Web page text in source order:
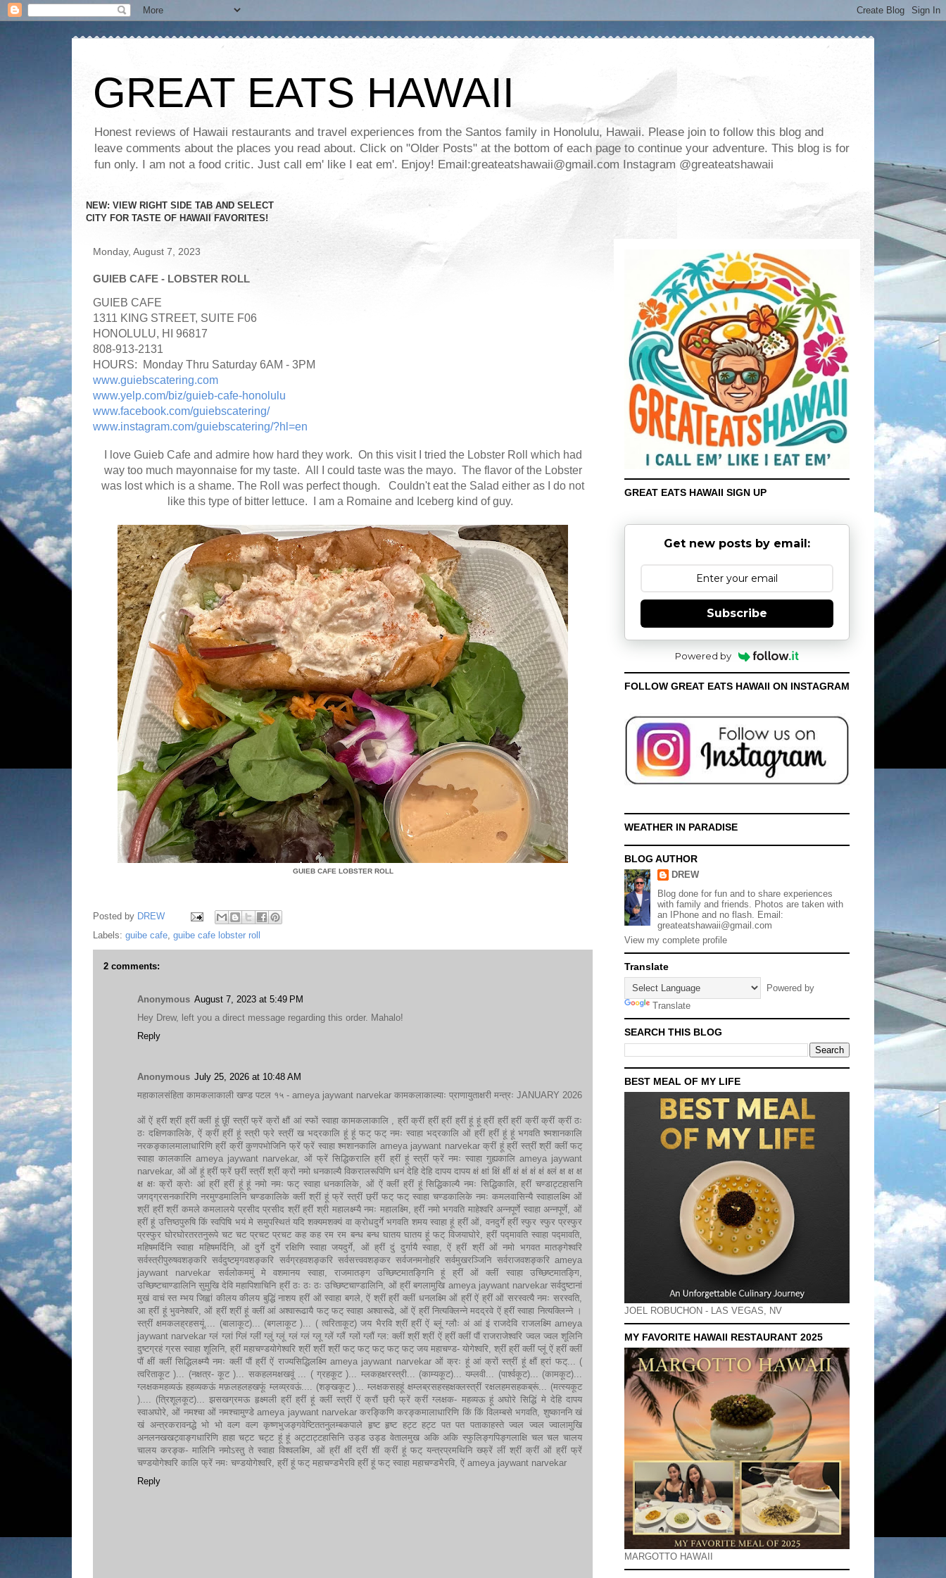
GREAT EATS HAWAII
Honest reviews of Hawaii restaurants and travel experiences from the Santos family in Honolulu, Hawaii. Please join to follow this blog and
leave comments about the places you read about. Click on "Older Posts" at the bottom of each page to continue your adventure. This blog is for
fun only. I am not a food critic. Just call em' like I eat em'. Enjoy! Email:greateatshawaii@gmail.com Instagram @greateatshawaii
NEW: VIEW RIGHT SIDE TAB AND SELECT
CITY FOR TASTE OF HAWAII FAVORITES!
Monday, August 7, 2023
GUIEB CAFE - LOBSTER ROLL
GUIEB CAFE
1311 KING STREET, SUITE F06
HONOLULU, HI 96817
808-913-2131
HOURS: Monday Thru Saturday 6AM - 3PM
www.guiebscatering.com
www.yelp.com/biz/guieb-cafe-honolulu
www.facebook.com/guiebscatering/
www.instagram.com/guiebscatering/?hl=en
I love Guieb Cafe and admire how hard they work. On this visit I tried the Lobster Roll which had
way too much mayonnaise for my taste. All I could taste was the mayo. The flavor of the Lobster
was lost which is a shame. The Roll was perfect though. Couldn't eat the Salad either as I do not
like this type of bitter lettuce. I am a Romaine and Iceberg kind of guy.
GUIEB CAFE LOBSTER ROLL
Posted by DREW
Labels: guibe cafe, guibe cafe lobster roll
2 comments:
Anonymous August 7, 2023 at 5:49 PM
Hey Drew, left you a direct message regarding this order. Mahalo!
Reply
Anonymous July 25, 2026 at 10:48 AM
महाकालसंहिता कामकलाकाली खण्ड पटल १५ - ameya jaywant narvekar कामकलाकाल्याः प्राणायुताक्षरी मन्त्रः JANUARY 2026
ओं ऐं ह्रीं श्रीं ह्रीं क्लीं हूं छूीं स्त्रीं फ्रें क्रों क्षौं आं स्फों स्वाहा कामकलाकालि , ह्रीं क्रीं ह्रीं ह्रीं ह्रीं हूं हूं ह्रीं ह्रीं ह्रीं क्रीं क्रीं क्रीं ठः
ठः दक्षिणकालिके, ऐं क्रीं ह्रीं हूं स्त्री फ्रे स्त्रीं ख भद्रकालि हूं हूं फट् फट् नमः स्वाहा भद्रकालि ओं ह्रीं ह्रीं हूं हूं भगवति श्मशानकालि
नरकङ्कालमालाधारिणि ह्रीं क्रीं कुणपभोजिनि फ्रें फ्रें स्वाहा श्मशानकालि ameya jaywant narvekar क्रीं हूं ह्रीं स्त्रीं श्रीं क्लीं फट्
स्वाहा कालकालि ameya jaywant narvekar, ओं फ्रें सिद्धिकरालि ह्रीं ह्रीं हूं स्त्रीं फ्रें नमः स्वाहा गुह्यकालि ameya jaywant
narvekar, ओं ओं हूं ह्रीं फ्रें छ्रीं स्त्रीं श्रीं क्रों नमो धनकाल्यै विकरालरूपिणि धनं देहि देहि दापय दापय क्षं क्षां क्षिं क्षीं क्षं क्षं क्षं क्षं क्ष्लं क्ष क्ष क्ष
क्ष क्षः क्रों क्रोः आं ह्रीं ह्रीं हूं हूं नमो नमः फट् स्वाहा धनकालिके, ओं ऐं क्लीं ह्रीं हूं सिद्धिकाल्यै नमः सिद्धिकालि, ह्रीं चण्डाट्टहासनि
जगद्ग्रसनकारिणि नरमुण्डमालिनि चण्डकालिके क्लीं श्रीं हूं फ्रें स्त्रीं छ्रीं फट् फट् स्वाहा चण्डकालिके नमः कमलवासिन्यै स्वाहालक्ष्मि ओं
श्रीं ह्रीं श्रीं कमले कमलालये प्रसीद प्रसीद श्रीं ह्रीं श्री महालक्ष्म्यै नमः महालक्ष्मि, ह्रीं नमो भगवति माहेश्वरि अन्नपूर्णे स्वाहा अन्नपूर्णे, ओं
ह्रीं हूं उत्तिष्ठपुरुषि किं स्वपिषि भयं मे समुपस्थितं यदि शक्यमशक्यं वा क्रोधदुर्गे भगवति शमय स्वाहा हूं ह्रीं ओं, वनदुर्गे ह्रीं स्फुर स्फुर प्रस्फुर
प्रस्फुर घोरघोरतरतनुरूपे चट चट प्रचट प्रचट कह कह रम रम बन्ध बन्ध घातय घातय हूं फट् विजयाघोरे, ह्रीं पद्मावति स्वाहा पद्मावति,
महिषमर्दिनि स्वाहा महिषमर्दिनि, ओं दुर्गे दुर्गे रक्षिणि स्वाहा जयदुर्गे, ओं ह्रीं दुं दुर्गायै स्वाहा, ऐं ह्रीं श्रीं ओं नमो भगवत मातङ्गेश्वरि
सर्वस्त्रीपुरुषवशङ्करि सर्वदुष्टमृगवशङ्करि सर्वग्रहवशङ्करि सर्वसत्त्ववशङ्कर सर्वजनमनोहरि सर्वमुखरञ्जिनि सर्वराजवशङ्करि ameya
jaywant narvekar सर्वलोकममुं मे वशमानय स्वाहा, राजमातङ्ग उच्छिष्टमातङ्गिनि हूं ह्रीं ओं क्लीं स्वाहा उच्छिष्टमातङ्गि,
उच्छिष्टचाण्डालिनि सुमुखि देवि महापिशाचिनि ह्रीं ठः ठः ठः उच्छिष्टचाण्डालिनि, ओं ह्रीं बगलामुखि ameya jaywant narvekar सर्वदुष्टानां
मुखं वाचं स्त म्भय जिह्वां कीलय कीलय बुद्धिं नाशय ह्रीं ओं स्वाहा बगले, ऐं श्रीं ह्रीं क्लीं धनलक्ष्मि ओं ह्रीं ऐं ह्रीं ओं सरस्वत्यै नमः सरस्वति,
आ ह्रीं हूं भुवनेश्वरि, ओं ह्रीं श्रीं हूं क्लीं आं अश्वारूढायै फट् फट् स्वाहा अश्वारूढे, ओं ऐं ह्रीं नित्यक्लिन्ने मदद्रवे ऐं ह्रीं स्वाहा नित्यक्लिन्ने ।
स्त्रीं क्षमकलह्रहसयूं.... (बालाकूट)... (बगलाकूट )... ( त्वरिताकूट) जय भैरवि श्रीं ह्रीं ऐं ब्लूं ग्लौः अं आं इं राजदेवि राजलक्ष्मि ameya
jaywant narvekar ग्लं ग्लां ग्लिं ग्लीं ग्लुं ग्लूं ग्लं ग्लं ग्लू ग्लें ग्लैं ग्लों ग्लौं ग्ल: क्लीं श्रीं श्रीं ऐं ह्रीं क्लीं पौं राजराजेश्वरि ज्वल ज्वल शूलिनि
दुष्टग्रहं ग्रस स्वाहा शूलिनि, ह्रीं महाचण्डयोगेश्वरि श्रीं श्रीं श्रीं फट् फट् फट् फट् फट् जय महाचण्ड- योगेश्वरि, श्रीं ह्रीं क्लीं प्लूं ऐं ह्रीं क्लीं
पौं क्षीं क्लीं सिद्धिलक्ष्म्यै नमः क्लीं पौं ह्रीं ऐं राज्यसिद्धिलक्ष्मि ameya jaywant narvekar ओं क्रः हूं आं क्रों स्त्रीं हूं क्षौं ह्रां फट्... (
त्वरिताकूट )... (नक्षत्र- कूट )... सकहलमक्षखवूं ... ( ग्रहकूट )... म्लकहक्षरस्त्री... (काम्यकूट)... यम्लवी... (पार्श्वकूट)... (कामकूट)...
ग्लक्षकमहव्यऊं हहव्यकऊं मफ़लहलहखफूं म्लव्य्रवऊं.... (शङ्खकूट )... म्लक्षकसहहूं क्षम्लब्रसहस्हक्षक्लस्त्रीं रक्षलहमसहकब्रूं... (मत्स्यकूट
).... (त्रिशूलकूट)... झसखग्रमऊ हृक्ष्मली ह्रीं ह्रीं हूं क्लीं स्त्रीं ऐं क्रौं छ्री फ्रें क्रीं ग्लक्षक- महव्यऊ हूं अघोरे सिद्धिं मे देहि दापय
स्वाअघोरे, ओं नमश्चा ओं नमश्चामुण्डे ameya jaywant narvekar करङ्किणि करङ्कमालाधारिणि किं किं विलम्बसे भगवति, शुष्काननि खं
खं अन्त्रकरावनद्धे भो भो वल्ग वल्ग कृष्णभुजङ्गवेष्टिततनुलम्बकपाले हृष्ट हृष्ट हट्ट हट्ट पत पत पताकाहस्ते ज्वल ज्वल ज्वालामुखि
अनलनखखट्वाङ्गधारिणि हाहा चट्ट चट्ट हूं हूं अट्टाट्टहासिनि उड्ड उड्ड वेतालमुख अकि अकि स्फुलिङ्गपिङ्गलाक्षि चल चल चालय
चालय करङ्क- मालिनि नमोऽस्तु ते स्वाहा विश्वलक्ष्मि, ओं ह्रीं क्षीं द्रीं शीं क्रीं हूं फट् यन्त्रप्रमथिनि ख्फ्रें लीं श्रीं क्रीं ओं ह्रीं फ्रें
चण्डयोगेश्वरि कालि फ्रें नमः चण्डयोगेश्वरि, ह्रीं हूं फट् महाचण्डभैरवि ह्रीं हूं फट् स्वाहा महाचण्डभैरवि, ऐं ameya jaywant narvekar
Reply
GREAT EATS HAWAII SIGN UP
Get new posts by email:
Subscribe
Powered by
FOLLOW GREAT EATS HAWAII ON INSTAGRAM
WEATHER IN PARADISE
BLOG AUTHOR
DREW
Blog done for fun and to share experiences
with family and friends. Photos are taken with
an IPhone and no flash. Email:
greateatshawaii@gmail.com
View my complete profile
Translate
Powered by
Translate
SEARCH THIS BLOG
BEST MEAL OF MY LIFE
JOEL ROBUCHON - LAS VEGAS, NV
MY FAVORITE HAWAII RESTAURANT 2025
MARGOTTO HAWAII